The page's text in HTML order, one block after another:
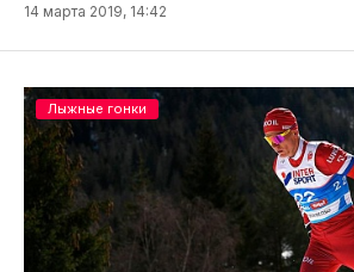
14 марта 2019, 14:42
Лыжные гонки